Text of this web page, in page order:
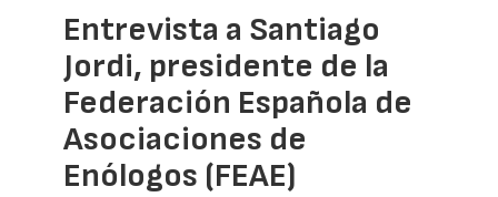
Entrevista a Santiago
Jordi, presidente de la
Federación Española de
Asociaciones de
Enólogos (FEAE)